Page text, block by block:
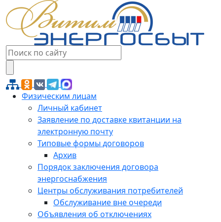
Физическим лицам
Личный кабинет
Заявление по доставке квитанции на
электронную почту
Типовые формы договоров
Архив
Порядок заключения договора
энергоснабжения
Центры обслуживания потребителей
Обслуживание вне очереди
Объявления об отключениях